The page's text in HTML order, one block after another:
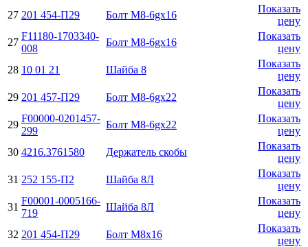
27 201 454-П29 Болт М8-6gx16
Показать
цену
27
F11180-1703340-
008
Болт М8-6gx16
Показать
цену
28 10 01 21 Шайба 8
Показать
цену
29 201 457-П29 Болт M8-6gx22
Показать
цену
29
F00000-0201457-
299
Болт M8-6gx22
Показать
цену
30 4216.3761580 Держатель скобы
Показать
цену
31 252 155-П2 Шайба 8Л
Показать
цену
31
F00001-0005166-
719
Шайба 8Л
Показать
цену
32 201 454-П29 Болт М8х16
Показать
цену